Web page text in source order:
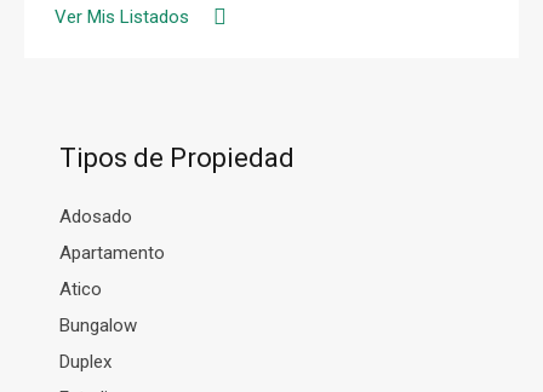
Ver Mis Listados
Tipos de Propiedad
Adosado
Apartamento
Atico
Bungalow
Duplex